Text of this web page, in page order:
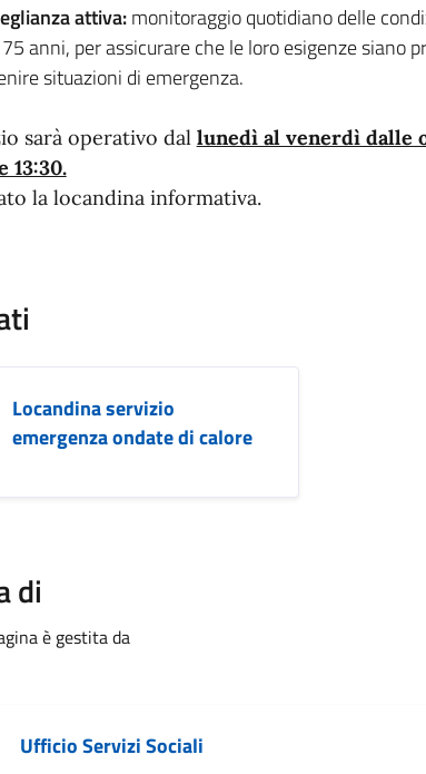
attiva:monitoraggio quotidiano delle
anni, per assicurare che le loro esigenze siano
situazioni di emergenza.
sarà operativo dal lunedì al venerdì dalle
13:30.
la locandina informativa.
Locandina servizio
emergenza ondate di calore
di
è gestita da
Ufficio Servizi Sociali